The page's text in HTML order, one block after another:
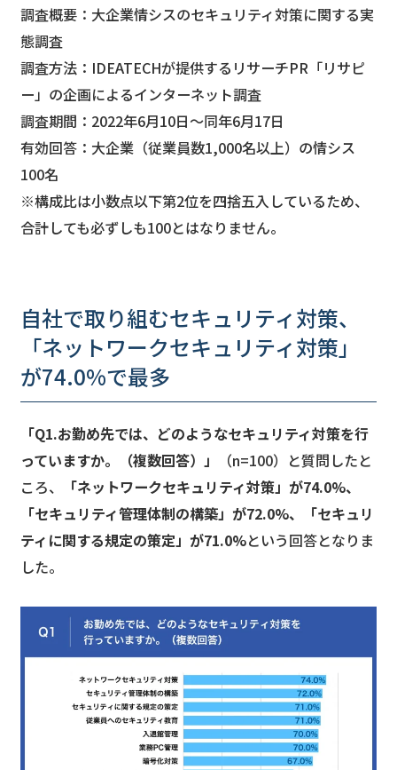
調査概要：大企業情シスのセキュリティ対策に関する実
態調査
調査方法：IDEATECHが提供するリサーチPR「リサピ
ー」の企画によるインターネット調査
調査期間：2022年6月10日〜同年6月17日
有効回答：大企業（従業員数1,000名以上）の情シス
100名
※構成比は小数点以下第2位を四捨五入しているため、
合計しても必ずしも100とはなりません。
自社で取り組むセキュリティ対策、
「ネットワークセキュリティ対策」
が74.0%で最多
「Q1.お勤め先では、どのようなセキュリティ対策を行
っていますか。（複数回答）」
（n=100）と質問したと
ころ、
「ネットワークセキュリティ対策」が74.0%、
「セキュリティ管理体制の構築」が72.0%、「セキュリ
ティに関する規定の策定」が71.0%という回答となりま
した。